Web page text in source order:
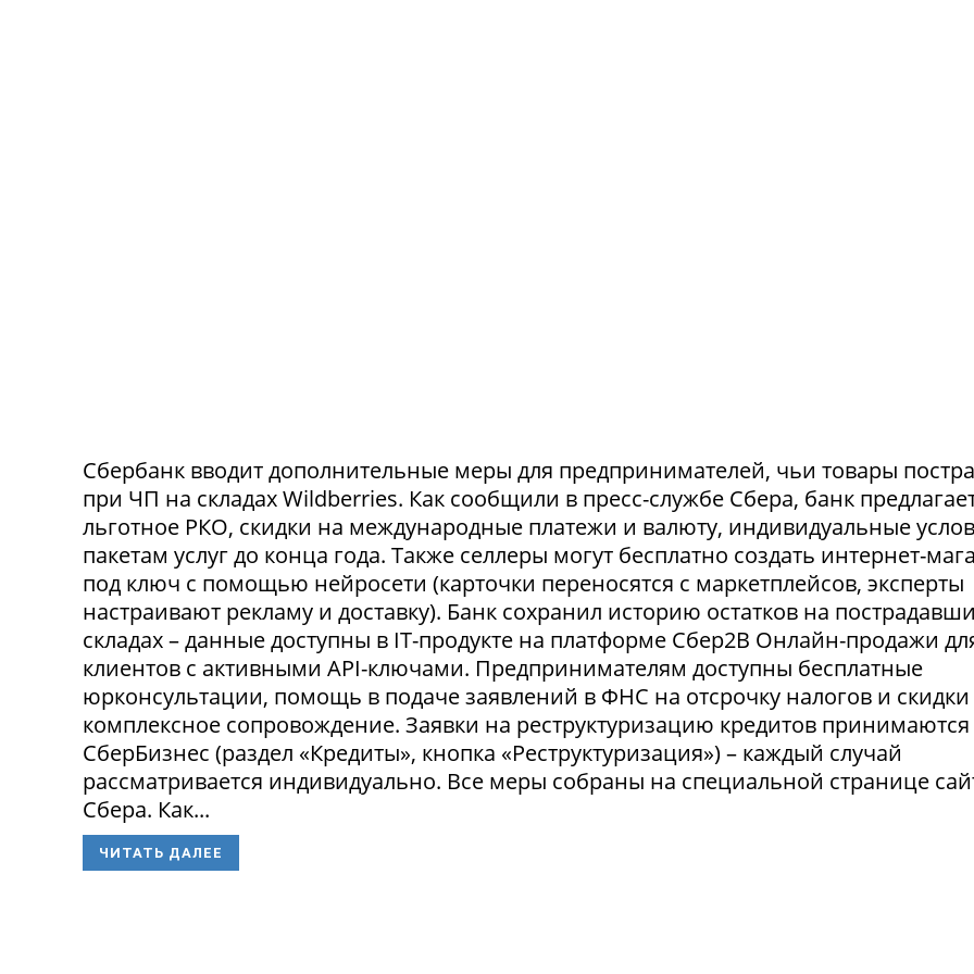
Сбербанк вводит дополнительные меры для предпринимателей, чьи товары
при ЧП на складах Wildberries. Как сообщили в пресс-службе Сбера, банк
льготное РКО, скидки на международные платежи и валюту, индивидуальные
пакетам услуг до конца года. Также селлеры могут бесплатно создать интернет-
под ключ с помощью нейросети (карточки переносятся с маркетплейсов, эксперты
настраивают рекламу и доставку). Банк сохранил историю остатков на
складах – данные доступны в IT-продукте на платформе Сбер2В Онлайн-продажи
клиентов с активными API-ключами. Предпринимателям доступны бесплатные
юрконсультации, помощь в подаче заявлений в ФНС на отсрочку налогов и
комплексное сопровождение. Заявки на реструктуризацию кредитов принимаются
СберБизнес (раздел «Кредиты», кнопка «Реструктуризация») – каждый случай
рассматривается индивидуально. Все меры собраны на специальной странице
Сбера. Как...
ЧИТАТЬ ДАЛЕЕ